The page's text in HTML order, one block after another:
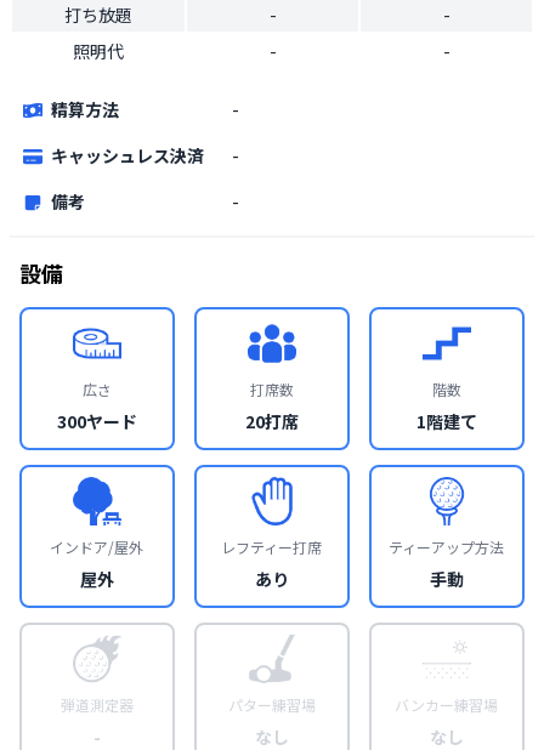
打ち放題
-
-
照明代
- -
精算方法
-
キャッシュレス決済
-
備考
-
設備
広さ
300ヤード
打席数
20打席
階数
1階建て
インドア/屋外
屋外
レフティー打席
あり
ティーアップ方法
手動
弾道測定器
-
パター練習場
なし
バンカー練習場
なし